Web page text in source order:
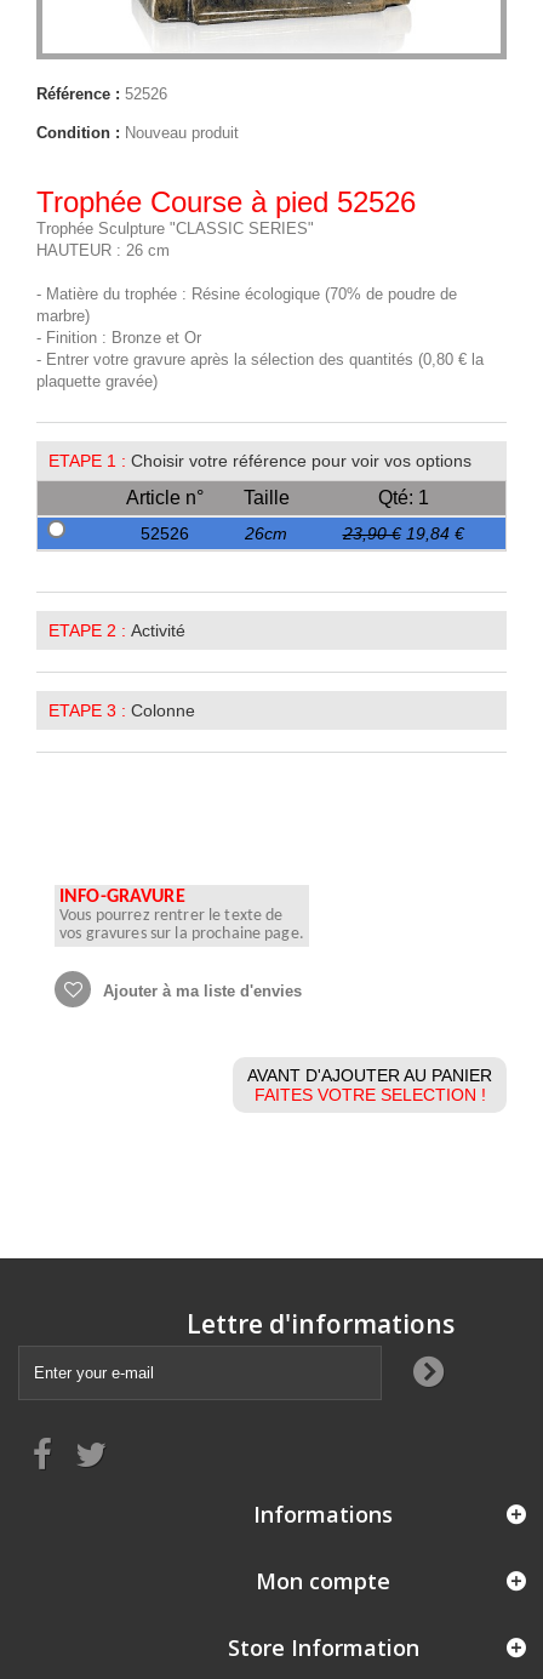
Référence : 52526
Condition : Nouveau produit
Trophée Course à pied 52526
Trophée Sculpture "CLASSIC SERIES"
HAUTEUR : 26 cm
- Matière du trophée : Résine écologique (70% de poudre de
marbre)
- Finition : Bronze et Or
- Entrer votre gravure après la sélection des quantités (0,80 € la
plaquette gravée)
ETAPE 1 : Choisir votre référence pour voir vos options
Article n° Taille Qté: 1
52526 26cm 23,90 € 19,84 €
ETAPE 2 : Activité
ETAPE 3 : Colonne
INFO-GRAVURE
Vous pourrez rentrer le texte de
vos gravures sur la prochaine page.
Ajouter à ma liste d'envies
AVANT D'AJOUTER AU PANIER
FAITES VOTRE SELECTION !
Lettre d'informations
Informations
Mon compte
Store Information